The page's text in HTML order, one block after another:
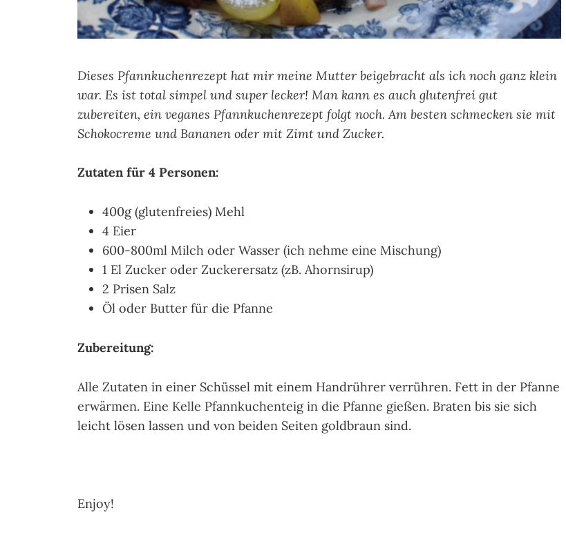
Dieses Pfannkuchenrezept hat mir meine Mutter beigebracht als ich noch ganz klein
war. Es ist total simpel und super lecker! Man kann es auch glutenfrei gut
zubereiten, ein veganes Pfannkuchenrezept folgt noch. Am besten schmecken sie mit
Schokocreme und Bananen oder mit Zimt und Zucker.
Zutaten für 4 Personen:
400g (glutenfreies) Mehl
4 Eier
600-800ml Milch oder Wasser (ich nehme eine Mischung)
1 El Zucker oder Zuckerersatz (zB. Ahornsirup)
2 Prisen Salz
Öl oder Butter für die Pfanne
Zubereitung:
Alle Zutaten in einer Schüssel mit einem Handrührer verrühren. Fett in der Pfanne
erwärmen. Eine Kelle Pfannkuchenteig in die Pfanne gießen. Braten bis sie sich
leicht lösen lassen und von beiden Seiten goldbraun sind.
Enjoy!